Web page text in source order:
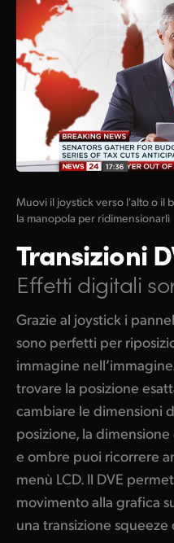
Muovi il joystick verso l'alto o il
la manopola per ridimensionarli
Transizioni
Effetti digitali
Grazie al joystick i
sono perfetti per
immagine
trovare la posizione
cambiare le dimensioni
posizione, la
e ombre puoi ricorrere
menù LCD. Il DVE
movimento alla grafica
una transizione